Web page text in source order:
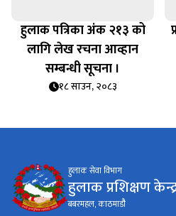
हुलाक पत्रिका अंक २१३ को
लागि लेख रचना आव्हान
सम्बन्धी सूचना ।
१८ साउन, २०८३
हुलाक सेवा विभाग
हुलाक प्रशिक्षण
बबरमहल, काठमाडौै